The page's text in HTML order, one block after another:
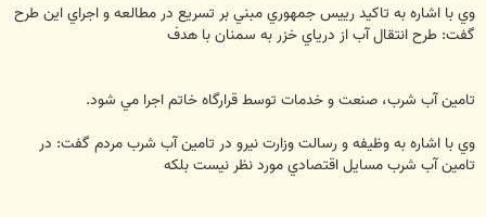
وي با اشاره به تاكيد رييس جمهوري مبني بر تسريع در مطالعه و اجراي اين طرح
گفت: طرح انتقال آب از درياي خزر به سمنان با هدف
تامين آب شرب، صنعت و خدمات توسط قرارگاه خاتم اجرا مي شود.
وي با اشاره به وظيفه و رسالت وزارت نيرو در تامين آب شرب مردم گفت: در
تامين آب شرب مسايل اقتصادي مورد نظر نيست بلكه